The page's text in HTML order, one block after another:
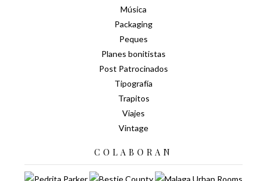
Música
Packaging
Peques
Planes bonitistas
Post Patrocinados
Tipografía
Trapitos
Viajes
Vintage
COLABORAN